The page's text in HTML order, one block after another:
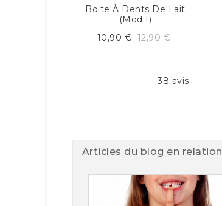
Boite À Dents De Lait
(mod.1)
10,90 € 12,90 €
38 avis
Articles du blog en relation